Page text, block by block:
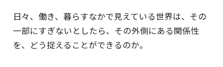
ご利用規約
お問い合わせ
日々、働き、暮らすなかで見えている世界は、その
一部にすぎないとしたら、その外側にある関係性
を、どう捉えることができるのか。